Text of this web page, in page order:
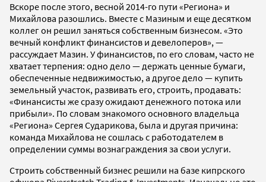
Вскоре после этого, весной 2014-го пути «Региона» и
Михайлова разошлись. Вместе с Мазиным и еще десятком
коллег он решил заняться собственным бизнесом. «Это
вечный конфликт финансистов и девелоперов», —
рассуждает Мазин. У финансистов, по его словам, часто не
хватает терпения: одно дело — держать ценные бумаги,
обеспеченные недвижимостью, а другое дело — купить
земельный участок, развивать его, строить, продавать:
«Финансисты же сразу ожидают денежного потока или
прибыли». По словам знакомого основного владельца
«Региона» Сергея Сударикова, была и другая причина:
команда Михайлова не сошлась с работодателем в
определении суммы вознаграждения за свои услуги.
Строить собственный бизнес решили на базе кипрского